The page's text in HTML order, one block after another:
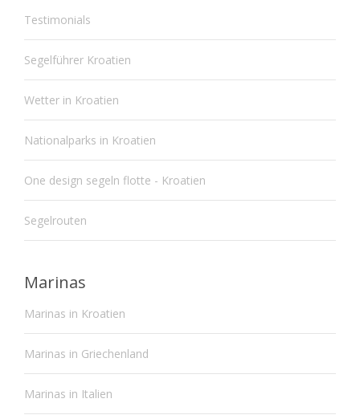
Testimonials
Segelführer Kroatien
Wetter in Kroatien
Nationalparks in Kroatien
One design segeln flotte - Kroatien
Segelrouten
Marinas
Marinas in Kroatien
Marinas in Griechenland
Marinas in Italien